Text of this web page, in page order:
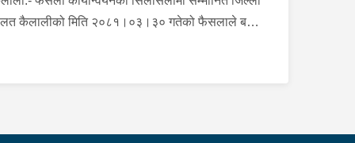
सहित पक्राउ गरेको छ । यस सम्बन्धमा प्रहरीले
कैलालीको मिति २०८१।०३।३० गतेको फैसलाले बहु-